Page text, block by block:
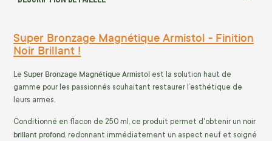
Super Bronzage Magnétique Armistol - Finition
Noir Brillant !
Le Super Bronzage Magnétique Armistol est la solution haut de
gamme pour les passionnés souhaitant restaurer l’esthétique de
leurs armes.
Conditionné en flacon de 250 ml, ce produit permet d'obtenir un noir
brillant profond, redonnant immédiatement un aspect neuf et soigné